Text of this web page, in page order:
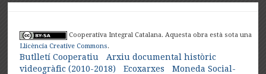
Cooperativa Integral Catalana. Aquesta obra està sota una
Llicència Creative Commons.
Butlletí Cooperatiu
Arxiu documental històric
videogràfic (2010-2018)
Ecoxarxes Moneda Social-